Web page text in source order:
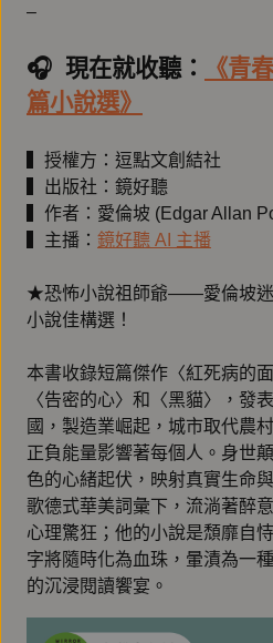
–
🎧️ 現在就收聽：
《青
篇小說選》
▍授權方：逗點文創結社
▍出版社：鏡好聽
▍作者：愛倫坡 (Edgar Allan
▍主播： 鏡好聽 AI 主播
★恐怖小說祖師爺——愛倫坡迷
小說佳構選！
本書收錄短篇傑作〈紅死病的
〈告密的心〉和〈黑貓〉，發
國，製造業崛起，城市取代農
正負能量影響著每個人。身世
色的心緒起伏，映射真實生命
歌德式華美詞彙下，流淌著醉
心理驚狂；他的小說是頹靡自
字將隨時化為血珠，暈漬為一
的沉浸閱讀饗宴。